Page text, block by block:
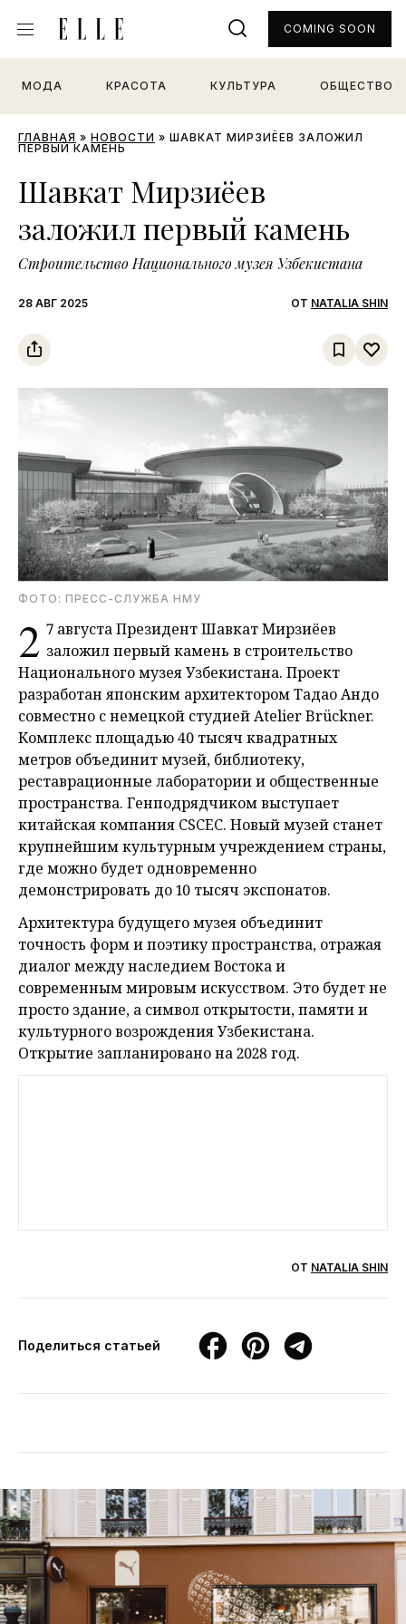
МОДА КРАСОТА КУЛЬТУРА ОБЩЕСТВО
COMING SOON
ГЛАВНАЯ » НОВОСТИ » ШАВКАТ МИРЗИЁЕВ ЗАЛОЖИЛ
ПЕРВЫЙ КАМЕНЬ
Шавкат Мирзиёев
заложил первый камень
Строительство Национального музея Узбекистана
28 АВГ 2025 ОТ NATALIA SHIN
ФОТО: ПРЕСС-СЛУЖБА НМУ
2 7 августа Президент Шавкат Мирзиёев
заложил первый камень в строительство
Национального музея Узбекистана. Проект
разработан японским архитектором Тадао Андо
совместно с немецкой студией Atelier Brückner.
Комплекс площадью 40 тысяч квадратных
метров объединит музей, библиотеку,
реставрационные лаборатории и общественные
пространства. Генподрядчиком выступает
китайская компания CSCEC. Новый музей станет
крупнейшим культурным учреждением страны,
где можно будет одновременно
демонстрировать до 10 тысяч экспонатов.
Архитектура будущего музея объединит
точность форм и поэтику пространства, отражая
диалог между наследием Востока и
современным мировым искусством. Это будет не
просто здание, а символ открытости, памяти и
культурного возрождения Узбекистана.
Открытие запланировано на 2028 год.
ОТ NATALIA SHIN
Поделиться статьей